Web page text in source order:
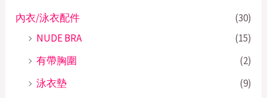
內衣/泳衣配件
(30)
NUDE BRA
(15)
有帶胸圍
(2)
泳衣墊
(9)